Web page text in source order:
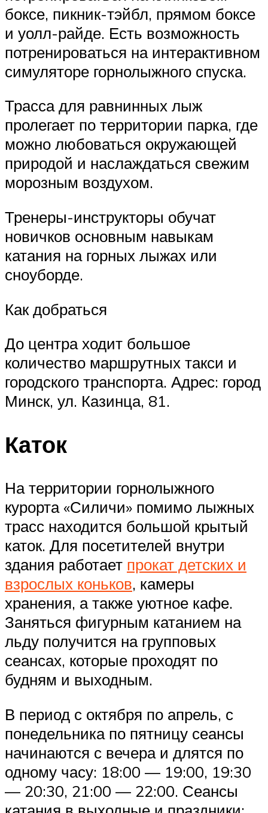
боксе, пикник-тэйбл, прямом боксе
и уолл-райде. Есть возможность
потренироваться на интерактивном
симуляторе горнолыжного спуска.
Трасса для равнинных лыж
пролегает по территории парка, где
можно любоваться окружающей
природой и наслаждаться свежим
морозным воздухом.
Тренеры-инструкторы обучат
новичков основным навыкам
катания на горных лыжах или
сноуборде.
Как добраться
До центра ходит большое
количество маршрутных такси и
городского транспорта. Адрес: город
Минск, ул. Казинца, 81.
Каток
На территории горнолыжного
курорта «Силичи» помимо лыжных
трасс находится большой крытый
каток. Для посетителей внутри
здания работает прокат детских и
взрослых коньков, камеры
хранения, а также уютное кафе.
Заняться фигурным катанием на
льду получится на групповых
сеансах, которые проходят по
будням и выходным.
В период с октября по апрель, с
понедельника по пятницу сеансы
начинаются с вечера и длятся по
одному часу: 18:00 — 19:00, 19:30
— 20:30, 21:00 — 22:00. Сеансы